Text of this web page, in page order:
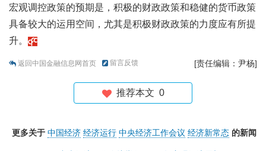
宏观调控政策的预期是，积极的财政政策和稳健的货币政策
具备较大的运用空间，尤其是积极财政政策的力度应有所提
升。
返回中国金融信息网首页 留言反馈 [责任编辑：尹杨]
推荐本文 0
更多关于 中国经济 经济运行 中央经济工作会议 经济新常态 的新闻